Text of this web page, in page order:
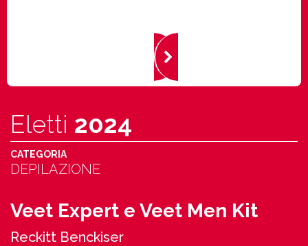
Eletti 2024
CATEGORIA
DEPILAZIONE
Veet Expert e Veet Men Kit
Reckitt Benckiser‭ ‬